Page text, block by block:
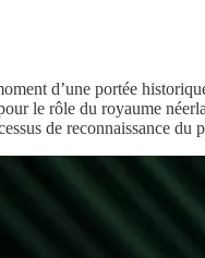
d’une portée
le rôle du royaume
de reconnaissance